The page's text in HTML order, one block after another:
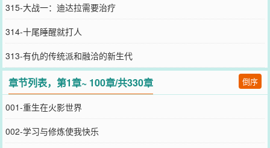
315-大战一：迪达拉需要治疗
314-十尾睡醒就打人
313-有仇的传统派和融洽的新生代
章节列表，第1章~ 100章/共330章 倒序
001-重生在火影世界
002-学习与修炼使我快乐